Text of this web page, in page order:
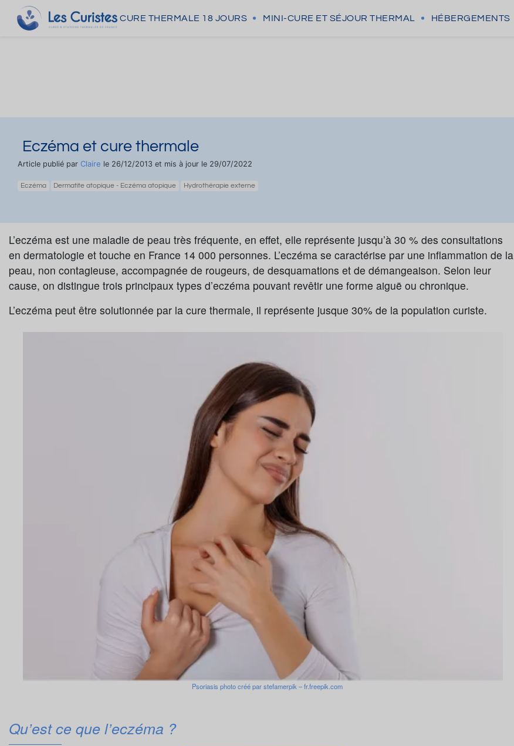
CURE THERMALE 18 JOURS MINI-CURE ET SÉJOUR THERMAL HÉBERGEMENTS
Eczéma et cure thermale
Article publié par Claire le 26/12/2013 et mis à jour le 29/07/2022
Eczéma Dermatite atopique - Eczéma atopique Hydrothérapie externe
L’eczéma est une maladie de peau très fréquente, en effet, elle représente jusqu’à 30 % des consultations
en dermatologie et touche en France 14 000 personnes. L’eczéma se caractérise par une inflammation de la
peau, non contagieuse, accompagnée de rougeurs, de desquamations et de démangeaison. Selon leur
cause, on distingue trois principaux types d’eczéma pouvant revêtir une forme aiguë ou chronique.
L’eczéma peut être solutionnée par la cure thermale, il représente jusque 30% de la population curiste.
Psoriasis photo créé par stefamerpik – fr.freepik.com
Qu’est ce que l’eczéma ?